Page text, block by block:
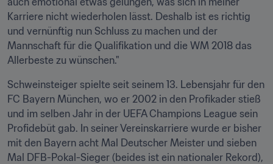
Karriere nicht wiederholen lässt. Deshalb ist es richtig
und vernünftig nun Schluss zu machen und der
Mannschaft für die Qualifikation und die WM 2018 das
Allerbeste zu wünschen."
Schweinsteiger spielte seit seinem 13. Lebensjahr für den
FC Bayern München, wo er 2002 in den Profikader stieß
und im selben Jahr in der UEFA Champions League sein
Profidebüt gab. In seiner Vereinskarriere wurde er bisher
mit den Bayern acht Mal Deutscher Meister und sieben
Mal DFB-Pokal-Sieger (beides ist ein nationaler Rekord),